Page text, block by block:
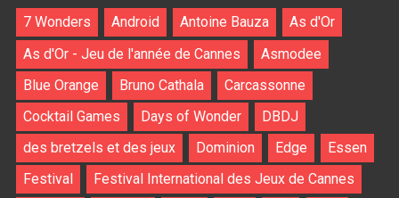
7 Wonders Android Antoine Bauza
As d'Or
As d'Or - Jeu de l'année de Cannes
Asmodee
Blue Orange
Bruno Cathala
Carcassonne
Cocktail Games
Days of Wonder
DBDJ
des bretzels et des jeux
Dominion Edge
Essen
Festival
Festival International des Jeux de Cannes